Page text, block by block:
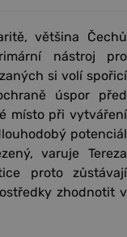
většina Čechů
nástroj pro
si volí spořicí
úspor před
místo při vytváření
potenciál
varuje Tereza
proto zůstávají
zhodnotit v